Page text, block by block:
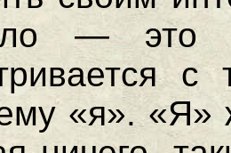
— это
с
«я». «Я»